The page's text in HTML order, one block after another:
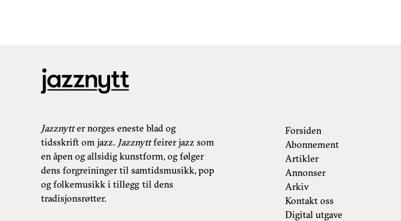
Jazznytter norges eneste blad og
tidsskrift om jazz. Jazznyttfeirer jazz som
en åpen og allsidig kunstform, og følger
dens forgreininger til samtidsmusikk, pop
og folkemusikk i tillegg til dens
tradisjonsrøtter.
Forsiden
Abonnement
Artikler
Annonser
Arkiv
Kontakt oss
Digital utgave